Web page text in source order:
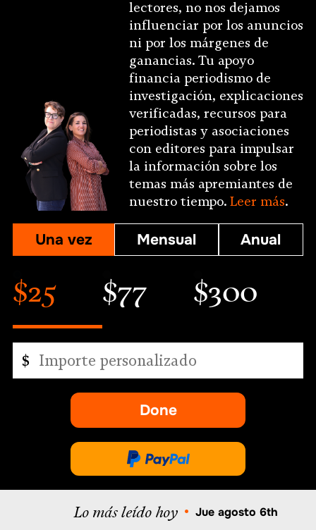
lectores, no nos dejamos
influenciar por los anuncios
ni por los márgenes de
ganancias. Tu apoyo
financia periodismo de
investigación, explicaciones
verificadas, recursos para
periodistas y asociaciones
con editores para impulsar
la información sobre los
temas más apremiantes de
nuestro tiempo. Leer más.
Una vez Mensual Anual
$25 $77 $300
personalizado
$
Done
-
abre
en
una
nueva
Done
a
través
de
Lo más leído hoy • Jue agosto 6th